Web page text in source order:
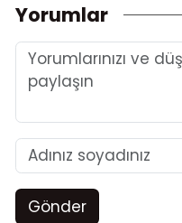
Yorumlar
Gönder